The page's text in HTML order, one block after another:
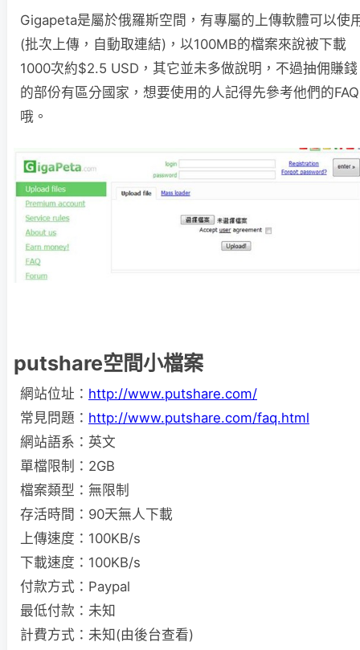
Gigapeta是屬於俄羅斯空間，有專屬的上傳軟體可以使
(批次上傳，自動取連結)，以100MB的檔案來說被下載
1000次約$2.5 USD，其它並未多做說明，不過抽佣賺錢
的部份有區分國家，想要使用的人記得先參考他們的FAQ
哦。
putshare空間小檔案
網站位址： http://www.putshare.com/
常見問題： http://www.putshare.com/faq.html
網站語系：英文
單檔限制：2GB
檔案類型：無限制
存活時間：90天無人下載
上傳速度：100KB/s
下載速度：100KB/s
付款方式：Paypal
最低付款：未知
計費方式：未知(由後台查看)